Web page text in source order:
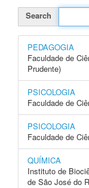
Search
PEDAGOGIA
Faculdade de
Prudente)
PSICOLOGIA
Faculdade de
PSICOLOGIA
Faculdade de
QUÍMICA
Instituto de
de São José do